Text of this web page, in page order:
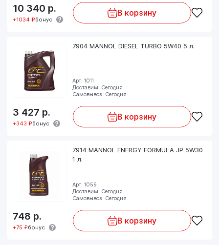
10 340 р.
+1034 ₽бонус
В корзину
7904 MANNOL DIESEL TURBO 5W40 5 л.
Арт: 1011
Доставим: Сегодня
Самовывоз: Сегодня
3 427 р.
+343 ₽бонус
В корзину
7914 MANNOL ENERGY FORMULA JP 5W30
1 л.
Арт: 1059
Доставим: Сегодня
Самовывоз: Сегодня
748 р.
+75 ₽бонус
В корзину